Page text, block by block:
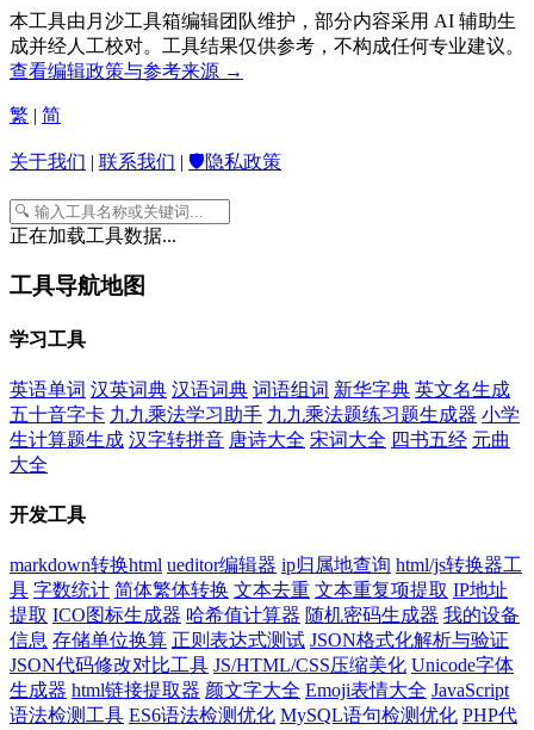
本工具由月沙工具箱编辑团队维护，部分内容采用 AI 辅助生
成并经人工校对。工具结果仅供参考，不构成任何专业建议。
查看编辑政策与参考来源 →
繁 | 简
关于我们 | 联系我们 | 🛡️隐私政策
正在加载工具数据...
工具导航地图
学习工具
英语单词 汉英词典 汉语词典 词语组词 新华字典 英文名生成
五十音字卡 九九乘法学习助手 九九乘法题练习题生成器 小学
生计算题生成 汉字转拼音 唐诗大全 宋词大全 四书五经 元曲
大全
开发工具
markdown转换html ueditor编辑器 ip归属地查询 html/js转换器工
具 字数统计 简体繁体转换 文本去重 文本重复项提取 IP地址
提取 ICO图标生成器 哈希值计算器 随机密码生成器 我的设备
信息 存储单位换算 正则表达式测试 JSON格式化解析与验证
JSON代码修改对比工具 JS/HTML/CSS压缩美化 Unicode字体
生成器 html链接提取器 颜文字大全 Emoji表情大全 JavaScript
语法检测工具 ES6语法检测优化 MySQL语句检测优化 PHP代